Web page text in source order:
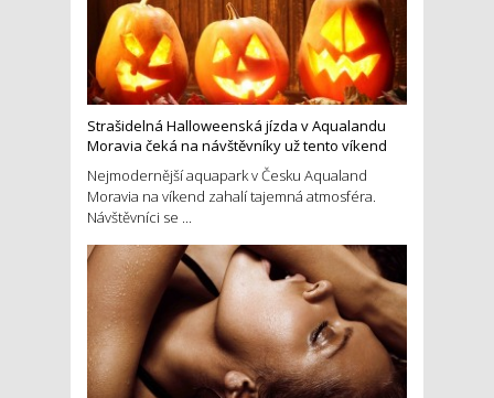
Strašidelná Halloweenská jízda v Aqualandu
Moravia čeká na návštěvníky už tento víkend
Nejmodernější aquapark v Česku Aqualand
Moravia na víkend zahalí tajemná atmosféra.
Návštěvníci se ...